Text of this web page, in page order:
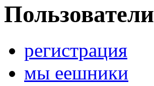
Пользователи
регистрация
мы еешники